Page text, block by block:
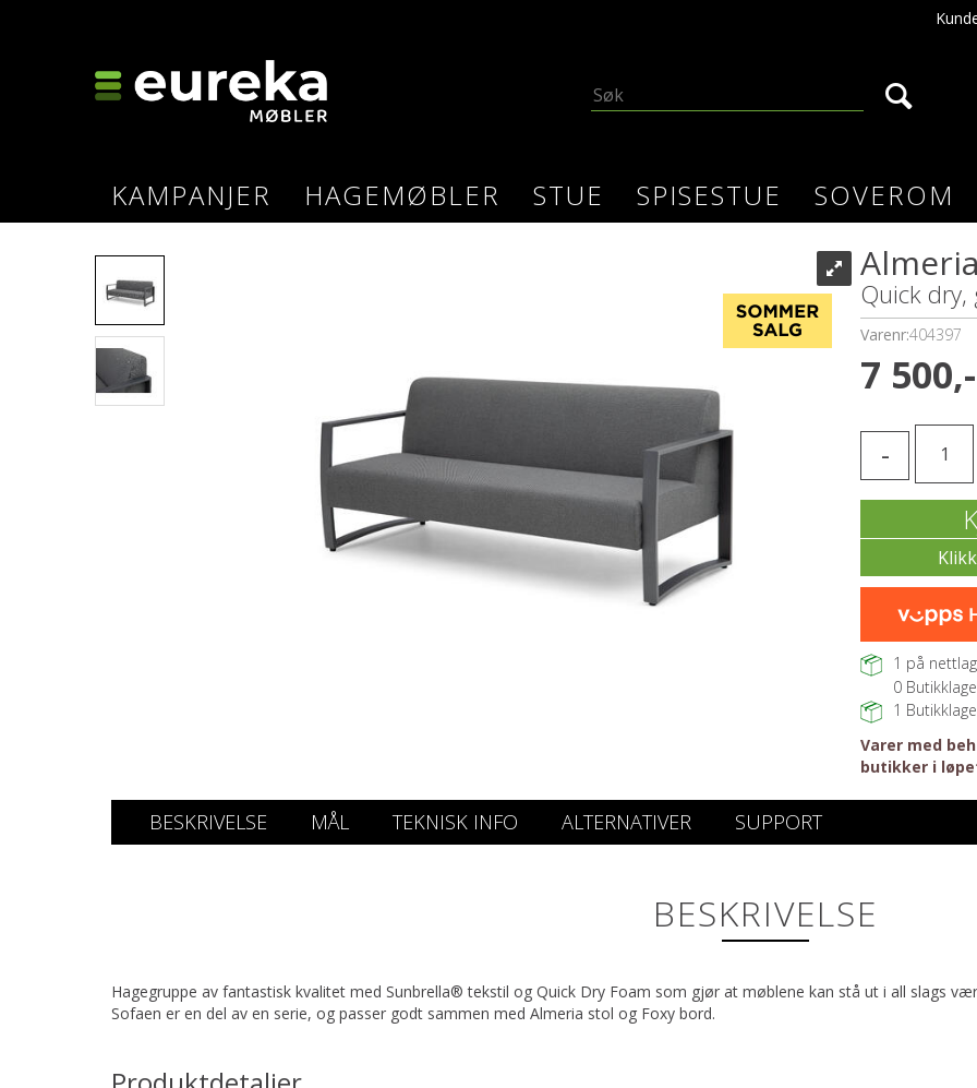
KAMPANJER HAGEMØBLER STUE SPISESTUE SOVEROM
Quick dry,
Varenr:404397
7 500,-
-
1 på
0
1
Varer med
butikker i
BESKRIVELSE MÅL TEKNISK INFO ALTERNATIVER SUPPORT
BESKRIVELSE
Hagegruppe av fantastisk kvalitet med Sunbrella® tekstil og Quick Dry Foam som gjør at møblene kan stå ut i all slags
Sofaen er en del av en serie, og passer godt sammen med Almeria stol og Foxy bord.